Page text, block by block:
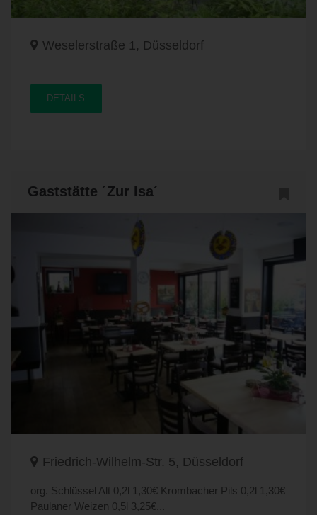
Weselerstraße 1, Düsseldorf
DETAILS
Gaststätte ´Zur Isa´
Friedrich-Wilhelm-Str. 5, Düsseldorf
org. Schlüssel Alt 0,2l 1,30€ Krombacher Pils 0,2l 1,30€
Paulaner Weizen 0,5l 3,25€...